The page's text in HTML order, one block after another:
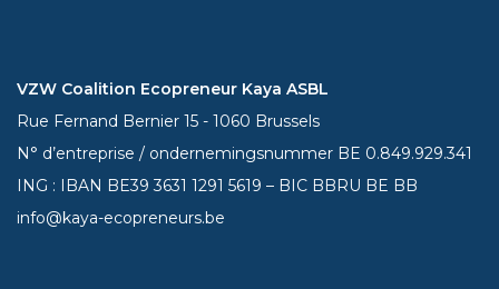
VZW Coalition Ecopreneur Kaya ASBL
Rue Fernand Bernier 15 - 1060 Brussels
N° d’entreprise / ondernemingsnummer BE 0.849.929.341
ING : IBAN BE393631 1291 5619 – BIC BBRU BE BB
info@kaya-ecopreneurs.be